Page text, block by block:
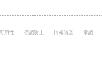
には、暗号化やアクセス制
可用性 否認防止 情報資産 承認